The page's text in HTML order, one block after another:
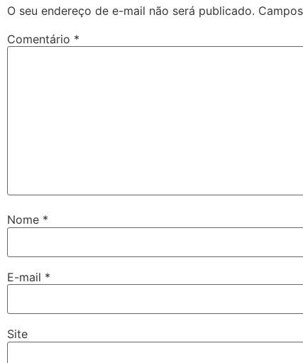
O seu endereço de e-mail não será publicado.
Comentário *
Nome *
E-mail *
Site